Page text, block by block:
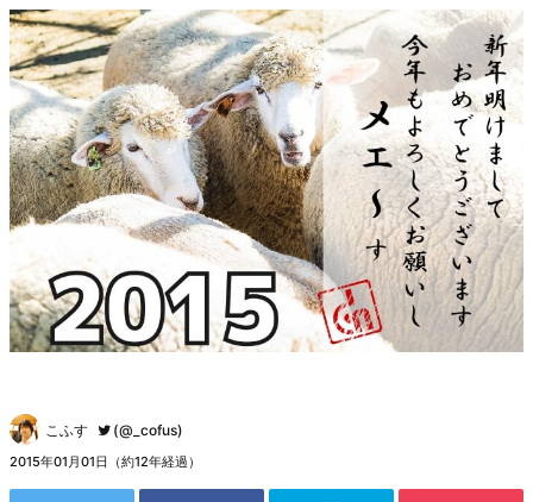
こふす (@_cofus)
2015年01月01日（約12年経過）